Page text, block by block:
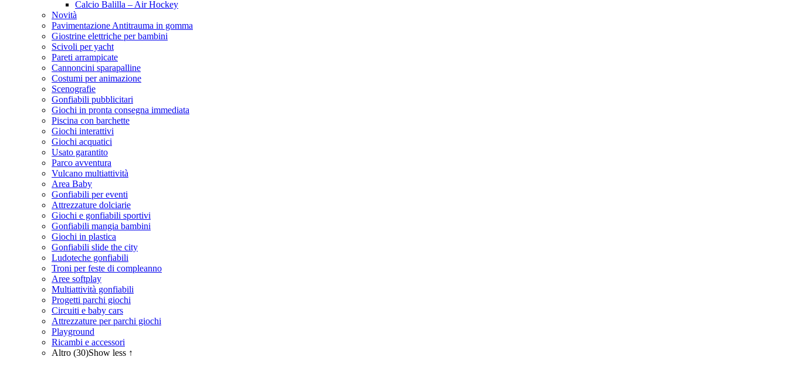
Calcio Balilla – Air Hockey
Novità
Pavimentazione Antitrauma in gomma
Giostrine elettriche per bambini
Scivoli per yacht
Pareti arrampicate
Cannoncini sparapalline
Costumi per animazione
Scenografie
Gonfiabili pubblicitari
Giochi in pronta consegna immediata
Piscina con barchette
Giochi interattivi
Giochi acquatici
Usato garantito
Parco avventura
Vulcano multiattività
Area Baby
Gonfiabili per eventi
Attrezzature dolciarie
Giochi e gonfiabili sportivi
Gonfiabili mangia bambini
Giochi in plastica
Gonfiabili slide the city
Ludoteche gonfiabili
Troni per feste di compleanno
Aree softplay
Multiattività gonfiabili
Progetti parchi giochi
Circuiti e baby cars
Attrezzature per parchi giochi
Playground
Ricambi e accessori
Altro (30)Show less ↑